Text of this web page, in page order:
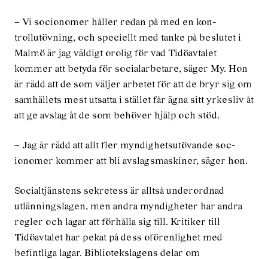
– Vi socionomer håller redan på med en kon­
trollutövning, och speciellt med tanke på beslutet i
Malmö är jag väldigt orolig för vad Tidöavtalet
kommer att betyda för socialarbetare, säger My. Hon
är rädd att de som väljer arbetet för att de bryr sig om
samhällets mest utsatta i stället får ägna sitt yrkesliv åt
att ge avslag åt de som behöver hjälp och stöd.
– Jag är rädd att allt fler myndighetsutövande soc­
ionomer kommer att bli avslagsmaskiner, säger hon.
Socialtjänstens sekretess är alltså underordnad
utlänningslagen, men andra myndigheter har andra
regler och lagar att förhålla sig till. Kritiker till
Tidöavtalet har pekat på dess oförenlighet med
befintliga lagar. Bibliotekslagens delar om